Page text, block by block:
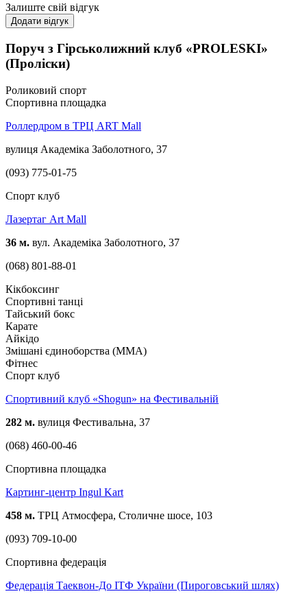
Залиште свій відгук
Додати відгук
Поруч з Гірськолижний клуб «PROLESKI»
(Проліски)
Роликовий спорт
Спортивна площадка
Роллердром в ТРЦ ART Mall
вулиця Академіка Заболотного, 37
(093) 775-01-75
Спорт клуб
Лазертаг Art Mall
36 м. вул. Академіка Заболотного, 37
(068) 801-88-01
Кікбоксинг
Спортивні танці
Тайський бокс
Карате
Айкідо
Змішані єдиноборства (ММА)
Фітнес
Спорт клуб
Спортивний клуб «Shogun» на Фестивальній
282 м. вулиця Фестивальна, 37
(068) 460-00-46
Спортивна площадка
Картинг-центр Ingul Kart
458 м. ТРЦ Атмосфера, Столичне шосе, 103
(093) 709-10-00
Спортивна федерація
Федерація Таеквон-До ІТФ України (Пироговський шлях)